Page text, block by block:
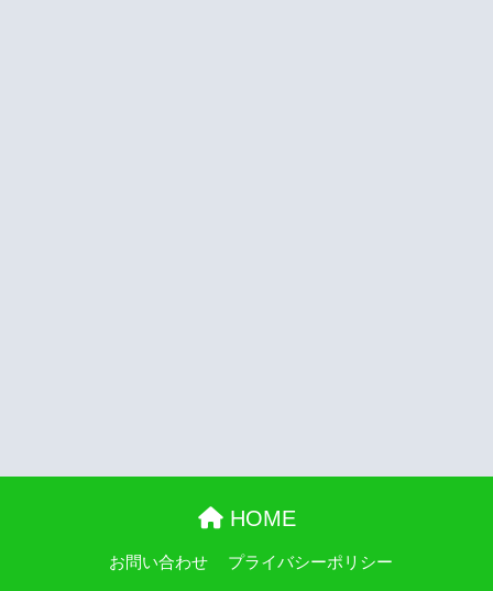
HOME
お問い合わせ プライバシーポリシー